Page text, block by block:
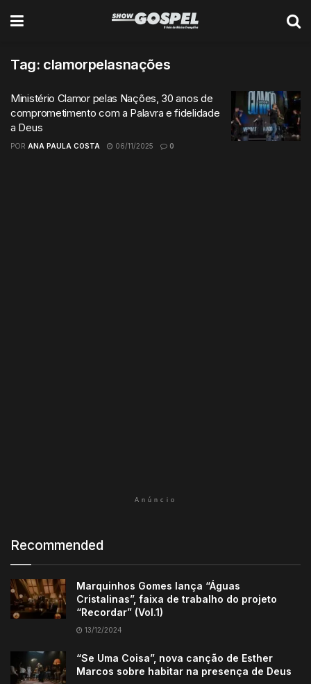
Tag: clamorpelasnações
Ministério Clamor pelas Nações, 30 anos de
comprometimento com a Palavra e fidelidade
a Deus
POR ANA PAULA COSTA 06/11/2025 0
Anúncio
Recommended
Marquinhos Gomes lança “Águas
Cristalinas”, faixa de trabalho do projeto
“Recordar” (Vol.1)
13/12/2024
“Se Uma Coisa”, nova canção de Esther
Marcos sobre habitar na presença de Deus